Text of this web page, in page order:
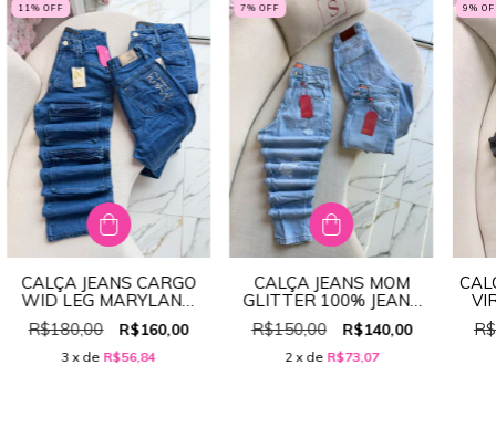
11 % OFF
CALÇA JEANS CARGO
WID LEG MARYLAND
100% JEANS REF:3412
R$180,00 R$160,00
3 x de R$56,84
7% OFF
CALÇA JEANS MOM
GLITTER 100% JEANS
REF:00249
R$150,00 R$140,00
2 x de R$73,07
9%